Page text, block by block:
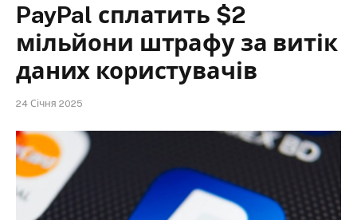
PayPal сплатить $2
мільйони штрафу за витік
даних користувачів
24 Січня 2025